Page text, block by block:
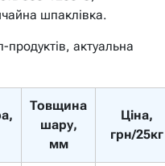
шпаклівка.
актуальна
Товщина
шару,
мм
Ціна,
грн/25кг